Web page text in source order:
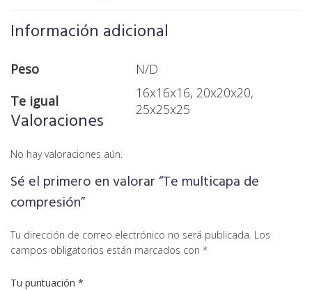
Información adicional
Peso
N/D
Te igual
16x16x16, 20x20x20,
25x25x25
Valoraciones
No hay valoraciones aún.
Sé el primero en valorar “Te multicapa de
compresión”
Tu dirección de correo electrónico no será publicada. Los
campos obligatorios están marcados con *
Tu puntuación *